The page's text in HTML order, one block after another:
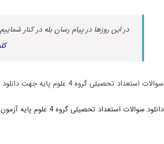
در این روزها در پیام رسان بله در کنار
سوالات استعداد تحصیلی گروه 4 علوم پایه جهت دانلود بر روی سایت قرار گرفت
دانلود سوالات استعداد تحصیلی گروه 4 علوم پایه آزمون دکتری 93 ( کد 2201 ، 2202 و …)